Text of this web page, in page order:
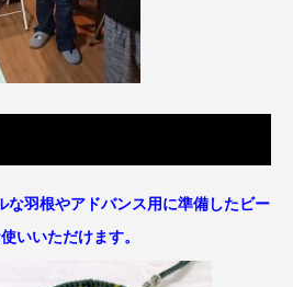
な羽根やアドバンス用に準備したビー
いいただけます。